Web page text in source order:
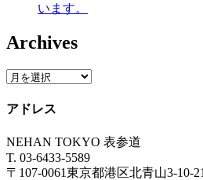
います。
Archives
アドレス
NEHAN TOKYO 表参道
T. 03-6433-5589
〒107-0061東京都港区北青山3-10-21